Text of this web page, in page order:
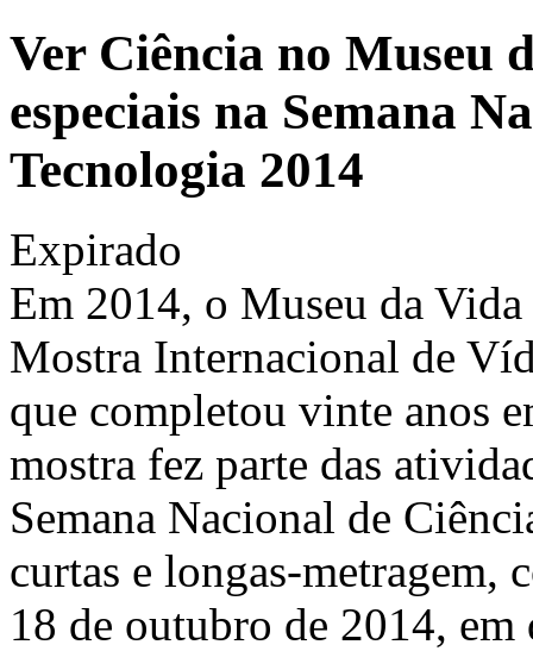
Ver Ciência no Museu
especiais na Semana
Tecnologia 2014
Expirado
Em 2014, o Museu da
Mostra Internacional de
que completou vinte anos
mostra fez parte das
Semana Nacional de
curtas e longas-metragem,
18 de outubro de 2014,